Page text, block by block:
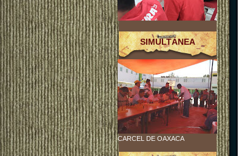
SIMULTÁNEA
CARCEL DE OAXACA